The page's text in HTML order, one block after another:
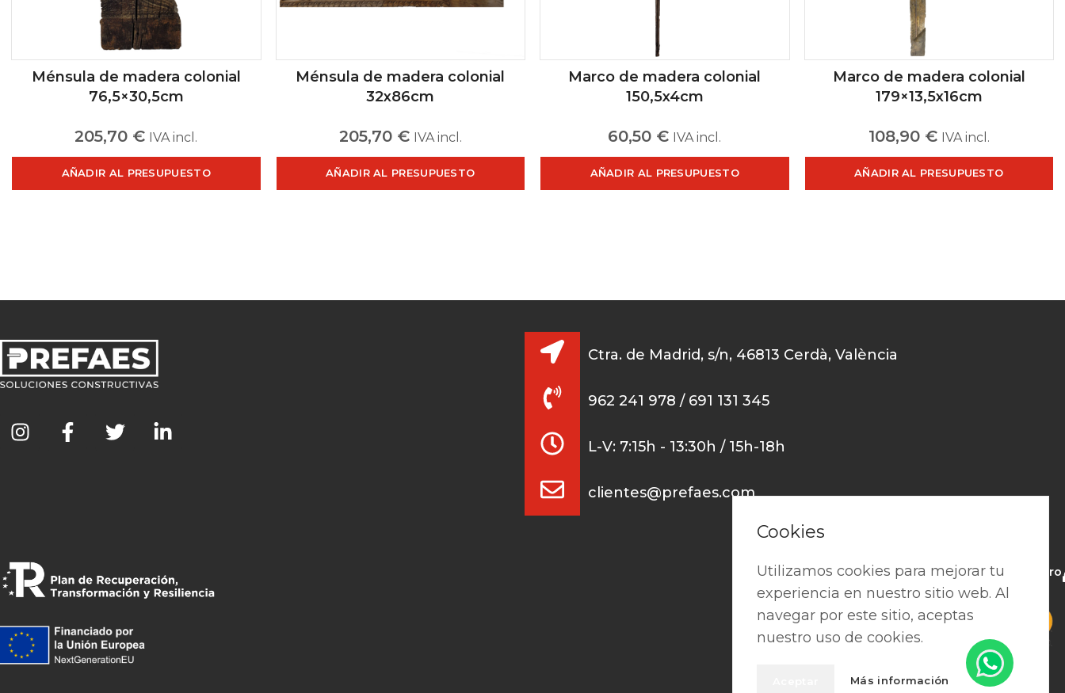
Ménsula de madera colonial
76,5×30,5cm
205,70 € IVA incl.
AÑADIR AL PRESUPUESTO
Ménsula de madera colonial
32x86cm
205,70 € IVA incl.
AÑADIR AL PRESUPUESTO
Marco de madera colonial
150,5x4cm
60,50 € IVA incl.
AÑADIR AL PRESUPUESTO
Marco de madera colonial
179×13,5x16cm
108,90 € IVA incl.
AÑADIR AL PRESUPUESTO
Ctra. de Madrid, s/n, 46813 Cerdà, València
962 241 978 / 691 131 345
L-V: 7:15h - 13:30h / 15h-18h
clientes@prefaes.com
Pago seguro
Cookies
Utilizamos cookies para mejorar tu
experiencia en nuestro sitio web. Al
navegar por este sitio, aceptas
nuestro uso de cookies.
Más información